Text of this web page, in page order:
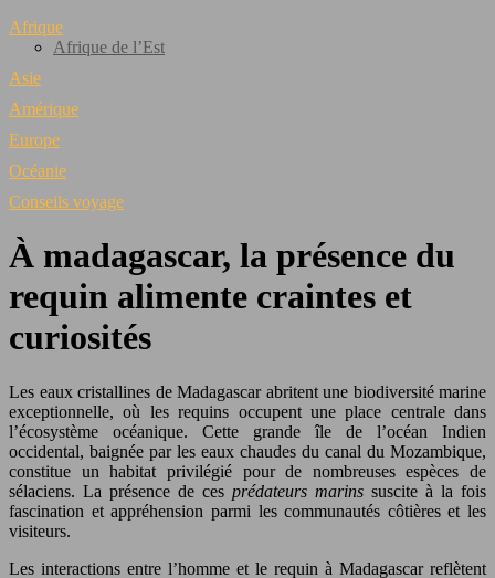
Afrique
Afrique de l’Est
Asie
Amérique
Europe
Océanie
Conseils voyage
À madagascar, la présence du
requin alimente craintes et
curiosités
Les eaux cristallines de Madagascar abritent une biodiversité marine
exceptionnelle, où les requins occupent une place centrale dans
l’écosystème océanique. Cette grande île de l’océan Indien
occidental, baignée par les eaux chaudes du canal du Mozambique,
constitue un habitat privilégié pour de nombreuses espèces de
sélaciens. La présence de ces prédateurs marins suscite à la fois
fascination et appréhension parmi les communautés côtières et les
visiteurs.
Les interactions entre l’homme et le requin à Madagascar reflètent